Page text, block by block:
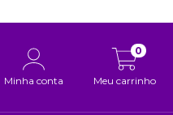
Minha conta Meu carrinho
0